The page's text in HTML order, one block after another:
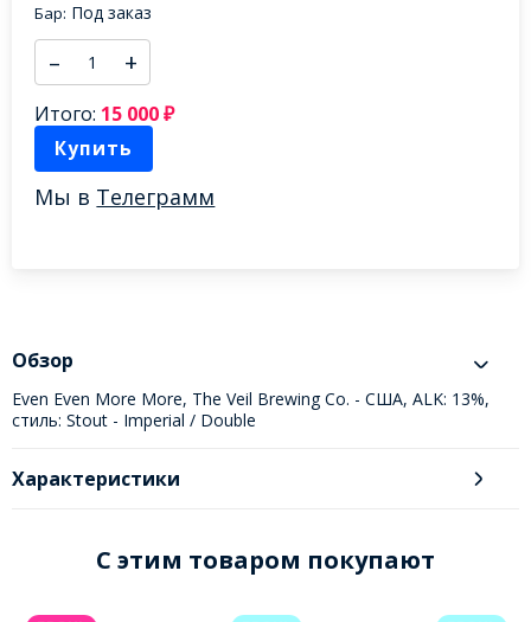
Бар: Под заказ
– +
Итого: 15 000₽
Купить
Мы в Телеграмм
Обзор
Even Even More More, The Veil Brewing Co. - США, ALK: 13%,
стиль: Stout - Imperial / Double
Характеристики
C этим товаром покупают